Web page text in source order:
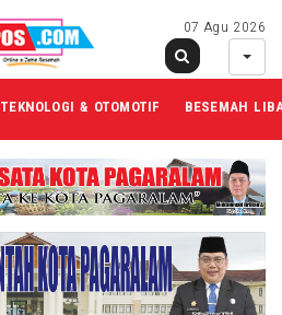
07 Agu 2026
TEKNOLOGI & OTOMOTIF BESEMAH